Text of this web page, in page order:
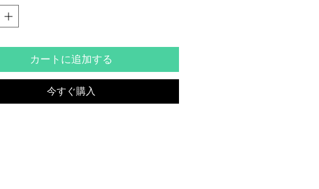
カートに追加する
今すぐ購入